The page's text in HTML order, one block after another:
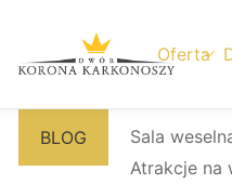
treści
Oferta
BLOG Sala
Atrakcje na